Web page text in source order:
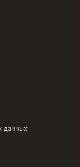
данных